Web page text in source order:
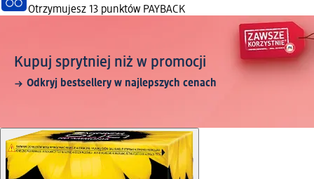
Otrzymujesz 13 punktów PAYBACK
Kupuj sprytniej niż w promocji
Odkryj bestsellery w najlepszych cenach